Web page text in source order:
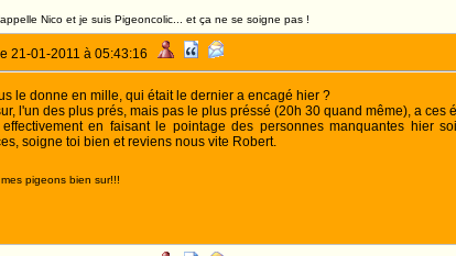
Nico et je suis Pigeoncolic... et ça ne se soigne pas !
21-01-2011 à 05:43:16
le donne en mille, qui était le dernier a encagé hier ?
l'un des plus prés, mais pas le plus préssé (20h 30 quand même), a ces
effectivement en faisant le pointage des personnes manquantes hier
soigne toi bien et reviens nous vite Robert.
pigeons bien sur!!!